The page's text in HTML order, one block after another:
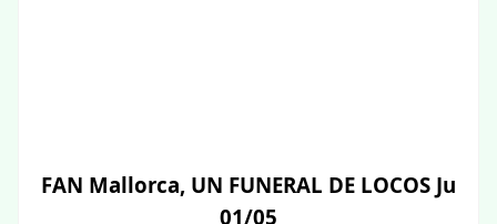
FAN Mallorca, UN FUNERAL DE LOCOS Ju
01/05